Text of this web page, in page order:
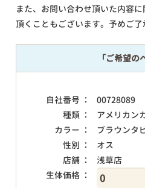
また、お問い合わせ頂いた内容
頂くこともございます。予めご了
「ご希望の
自社番号 ：
00728089
種類 ：
アメリカン
カラー ：
ブラウンタ
性別 ：
オス
店舗 ：
浅草店
生体価格 ：